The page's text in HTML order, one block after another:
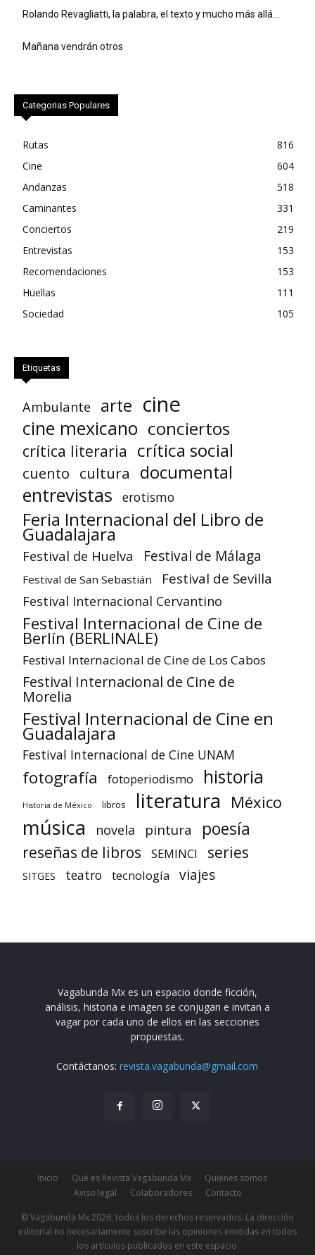
Rolando Revagliatti, la palabra, el texto y mucho más allá…
Mañana vendrán otros
Categorias Populares
Rutas
816
Cine
604
Andanzas
518
Caminantes
331
Conciertos
219
Entrevistas
153
Recomendaciones
153
Huellas
111
Sociedad
105
Etiquetas
Ambulante arte cine
cine mexicano conciertos
crítica literaria crítica social
cuento cultura documental
entrevistas erotismo
Feria Internacional del Libro de
Guadalajara
Festival de Huelva Festival de Málaga
Festival de San Sebastián Festival de Sevilla
Festival Internacional Cervantino
Festival Internacional de Cine de
Berlín (BERLINALE)
Festival Internacional de Cine de Los Cabos
Festival Internacional de Cine de
Morelia
Festival Internacional de Cine en
Guadalajara
Festival Internacional de Cine UNAM
fotografía fotoperiodismo historia
Historia de México libros literatura México
música novela pintura poesía
reseñas de libros SEMINCI series
SITGES teatro tecnología viajes
Vagabunda Mx es un espacio donde ficción,
análisis, historia e imagen se conjugan e invitan a
vagar por cada uno de ellos en las secciones
propuestas.
Contáctanos:revista.vagabunda@gmail.com
Inicio Qué es Revista Vagabunda Mx
Quiénes somos
Aviso legal
Colaboradores Contacto
© Vagabunda Mx 2026, todos los derechos reservados. La dirección
editorial no necesariamente suscribe las opiniones emitidas en todos
los artículos publicados en este espacio.